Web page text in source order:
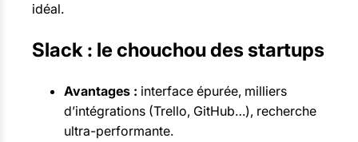
idéal.
Slack : le chouchou des startups
Avantages : interface épurée, milliers
d’intégrations (Trello, GitHub…), recherche
ultra-performante.